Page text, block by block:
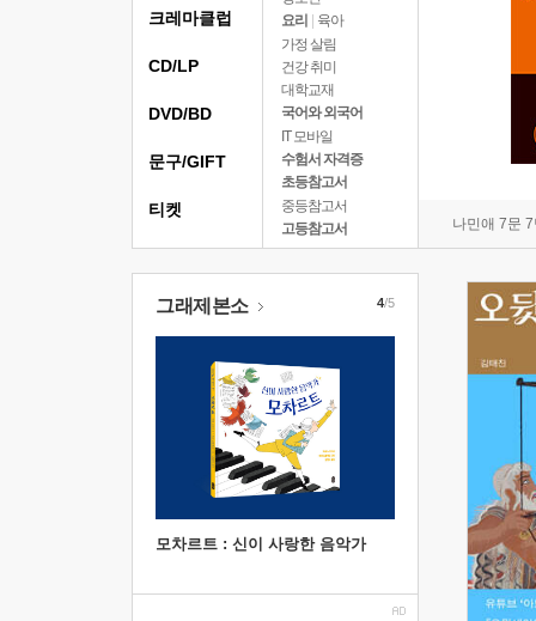
요리
육아
가정 살림
건강 취미
대학교재
국어와 외국어
IT 모바일
수험서 자격증
초등참고서
중등참고서
고등참고서
나민애 7문
크레마클럽
CD/LP
DVD/BD
문구/GIFT
티켓
그래제본소
모차르트 : 신이 사랑한 음악가
4/5